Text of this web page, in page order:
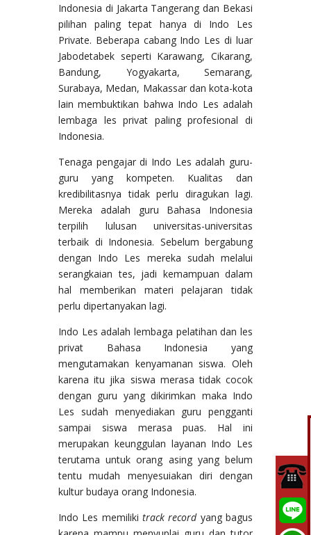
Indonesia di Jakarta Tangerang dan Bekasi
pilihan paling tepat hanya di Indo Les
Private. Beberapa cabang Indo Les di luar
Jabodetabek seperti Karawang, Cikarang,
Bandung, Yogyakarta, Semarang,
Surabaya, Medan, Makassar dan kota-kota
lain membuktikan bahwa Indo Les adalah
lembaga les privat paling profesional di
Indonesia.
Tenaga pengajar di Indo Les adalah guru-
guru yang kompeten. Kualitas dan
kredibilitasnya tidak perlu diragukan lagi.
Mereka adalah guru Bahasa Indonesia
terpilih lulusan universitas-universitas
terbaik di Indonesia. Sebelum bergabung
dengan Indo Les mereka sudah melalui
serangkaian tes, jadi kemampuan dalam
hal memberikan materi pelajaran tidak
perlu dipertanyakan lagi.
Indo Les adalah lembaga pelatihan dan les
privat Bahasa Indonesia yang
mengutamakan kenyamanan siswa. Oleh
karena itu jika siswa merasa tidak cocok
dengan guru yang dikirimkan maka Indo
Les sudah menyediakan guru pengganti
sampai siswa merasa puas. Hal ini
merupakan keunggulan layanan Indo Les
terutama untuk orang asing yang belum
tentu mudah menyesuiakan diri dengan
kultur budaya orang Indonesia.
Indo Les memiliki track recordyang bagus